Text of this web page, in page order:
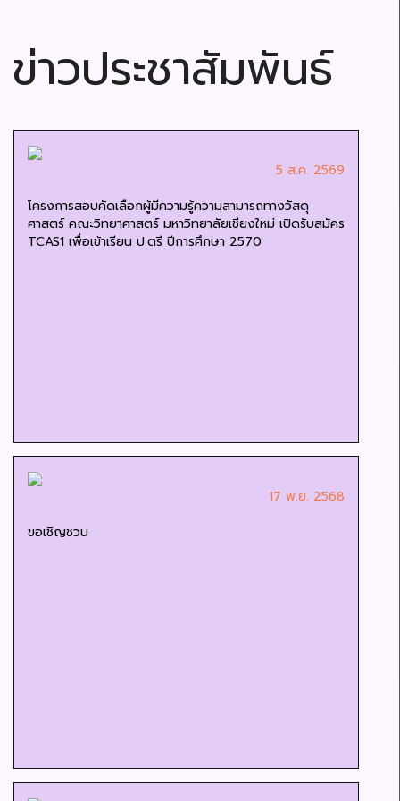
ข่าวประชาสัมพันธ์
5 ส.ค. 2569
โครงการสอบคัดเลือกผู้มีความรู้ความสามารถทางวัสดุ
ศาสตร์ คณะวิทยาศาสตร์ มหาวิทยาลัยเชียงใหม่ เปิดรับสมัคร
TCAS1 เพื่อเข้าเรียน ป.ตรี ปีการศึกษา 2570
17 พ.ย. 2568
ขอเชิญชวน